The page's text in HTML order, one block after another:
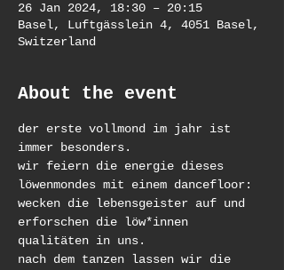
26 Jan 2024, 18:30 – 20:15
Basel, Luftgässlein 4, 4051 Basel,
Switzerland
About the event
der erste vollmond im jahr ist
immer besonders.
wir feiern die energie dieses
löwenmondes mit einem dancefloor:
wecken die lebensgeister auf und
erforschen die löw*innen
qualitäten in uns.
nach dem tanzen lassen wir die